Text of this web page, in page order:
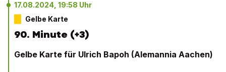
17.08.2024, 19:58 Uhr
Gelbe Karte
90. Minute (+3)
Gelbe Karte für Ulrich Bapoh (Alemannia Aachen)